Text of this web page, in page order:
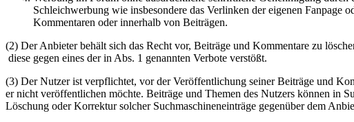
Schleichwerbung wie insbesondere das Verlinken der eigenen Fanpage
Kommentaren oder innerhalb von Beiträgen.
(2) Der Anbieter behält sich das Recht vor, Beiträge und Kommentare zu
diese gegen eines der in Abs. 1 genannten Verbote verstößt.
(3) Der Nutzer ist verpflichtet, vor der Veröffentlichung seiner Beiträge und
er nicht veröffentlichen möchte. Beiträge und Themen des Nutzers können in
Löschung oder Korrektur solcher Suchmaschineneinträge gegenüber dem